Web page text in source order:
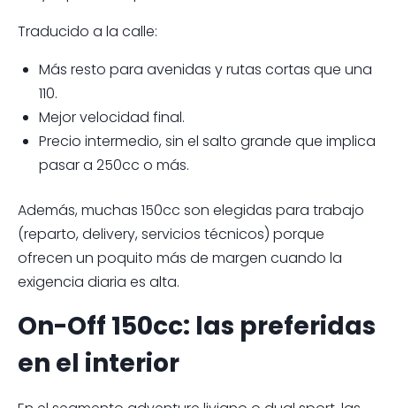
Traducido a la calle:
Más resto para avenidas y rutas cortas que una
110.
Mejor velocidad final.
Precio intermedio, sin el salto grande que implica
pasar a 250cc o más.
Además, muchas 150cc son elegidas para trabajo
(reparto, delivery, servicios técnicos) porque
ofrecen un poquito más de margen cuando la
exigencia diaria es alta.
On-Off 150cc: las preferidas
en el interior